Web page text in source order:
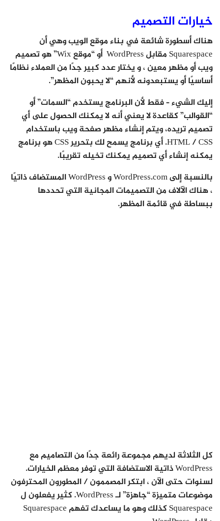
خيارات التصميم
هناك أسطورة شائعة في بناء موقع الويب وهي أن
Squarespace مقابل WordPress أو “موقع Wix” هو تصميم
ويب أو مظهر معين ، و يختار عدد كبير جدًا من العملاء نظامًا
أساسيًا أو يستبعدونه لأنهم “لا يحبون المظهر”.
إليك الشيء – فقط لأن البرنامج يستخدم “السمات” أو
“القوالب” كقاعدة لا يعني أنه لا يمكنك الحصول على أي
تصميم تريده، ويتم إنشاء مظهر صفحة ويب باستخدام
HTML / CSS. أي برنامج يسمح لك بتحرير CSS هو برنامج
يمكنه إنشاء أي تصميم يمكنك تخيله تقريبًا.
بالنسبة إلى WordPress.com و WordPress المستضاف ذاتيًا
، هناك الآلاف من التصميمات المجانية التي تحددها
ببساطة في قائمة المظهر.
كل الثلاثة لديهم مجموعة رائعة جدًا من التصاميم مع
WordPress ذاتية الاستضافة التي توفر معظم الخيارات.
لسنوات حتى الآن ، ابتكر المصممون / المطورون المحترفون
موضوعات متميزة “جاهزة” لـ WordPress. كثير يفعلون ل
Squarespace كذلك وهو ما يساعدك تفهم Squarespace